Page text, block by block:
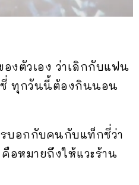
งตัวเอง ว่าเลิกกับแฟน
ซี่ ทุกวันนี้ต้องกินนอน
บอกกับคนกับแท็กซี่ว่า
อหมายถึงให้แวะร้าน